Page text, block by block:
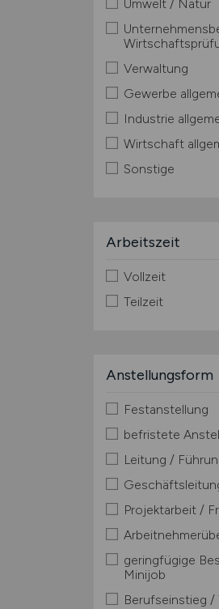
Umwelt / Natur
Verwaltung
Gewerbe
Industrie
Wirtschaft
Sonstige
Arbeitszeit
Vollzeit
Teilzeit
Anstellungsform
Festanstellung
befristete
Leitung /
Projektarbeit /
geringfügige
Minijob
Berufseinstieg /